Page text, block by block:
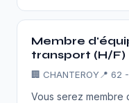
Membre
transport (H/F)
🏢 CHANTEROY📍 62
Vous serez